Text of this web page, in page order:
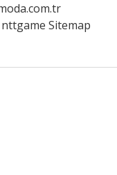
nttgame Sitemap